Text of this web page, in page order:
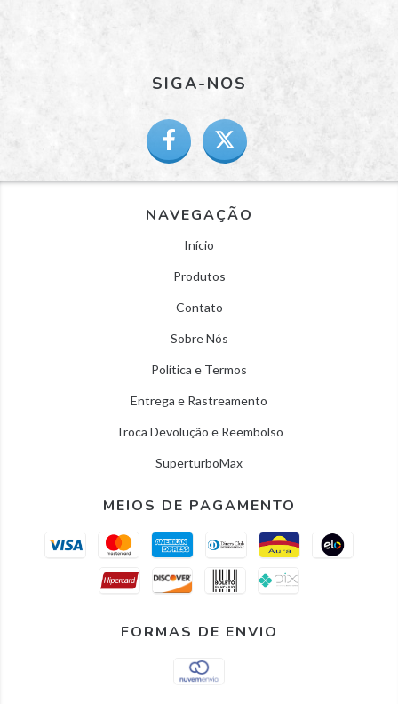
SIGA-NOS
NAVEGAÇÃO
Início
Produtos
Contato
Sobre Nós
Política e Termos
Entrega e Rastreamento
Troca Devolução e Reembolso
SuperturboMax
MEIOS DE PAGAMENTO
FORMAS DE ENVIO